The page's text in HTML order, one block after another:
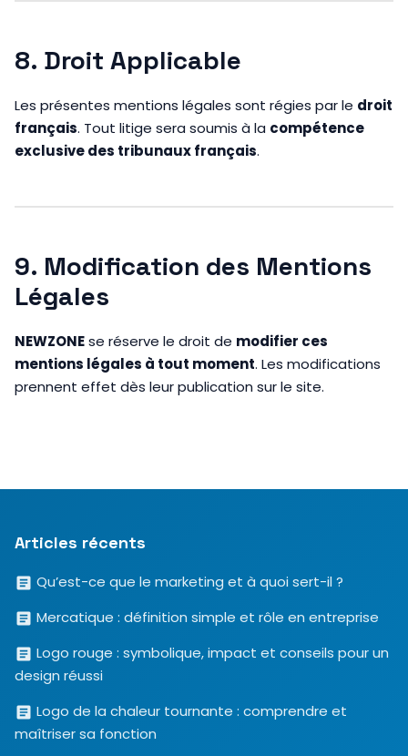
8. Droit Applicable
Les présentes mentions légales sont régies par le droit
français. Tout litige sera soumis à la compétence
exclusive des tribunaux français.
9. Modification des Mentions
Légales
NEWZONEse réserve le droit de modifier ces
mentions légales à tout moment. Les modifications
prennent effet dès leur publication sur le site.
Articles récents
Qu’est-ce que le marketing et à quoi sert-il ?
Mercatique : définition simple et rôle en entreprise
Logo rouge : symbolique, impact et conseils pour un
design réussi
Logo de la chaleur tournante : comprendre et
maîtriser sa fonction